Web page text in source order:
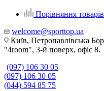
Порівняння товарів
welcome@sporttop.ua
Київ, Петропавлівська
"4room", 3-й поверх, офіс 8.
(097) 106 30 05
(097) 106 30 05
(044) 594 85 75